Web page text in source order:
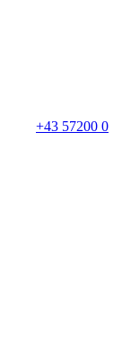
+43 57200 0